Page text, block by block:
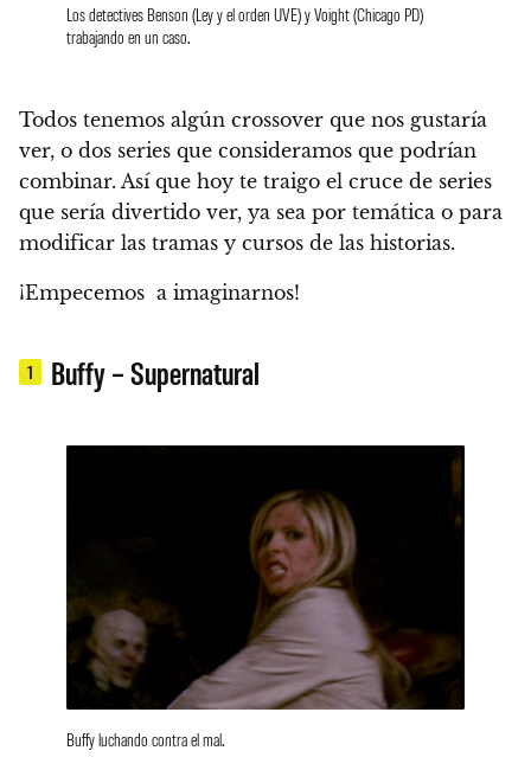
Los detectives Benson (Ley y el orden UVE) y Voight (Chicago PD)
trabajando en un caso.
Todos tenemos algún crossover que nos gustaría
ver, o dos series que consideramos que podrían
combinar. Así que hoy te traigo el cruce de series
que sería divertido ver, ya sea por temática o para
modificar las tramas y cursos de las historias.
¡Empecemos a imaginarnos!
1 Buffy – Supernatural
Buffy luchando contra el mal.